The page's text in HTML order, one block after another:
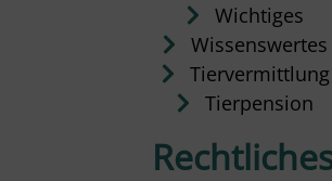
Wichtiges
Wissenswertes
Tiervermittlung
Tierpension